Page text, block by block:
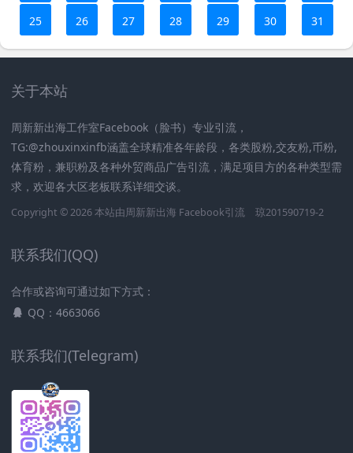
25 26 27 28 29 30 31
关于本站
周新新出海工作室Facebook（脸书）专业引流，
TG:@zhouxinxinfb涵盖全球精准各年龄段，各类股粉,交友粉,币粉,
体育粉，兼职粉及各种外贸商品广告引流，满足项目方的各种类型需
求，欢迎各大区老板联系详细交谈。
Copyright © 2026 本站由周新新出海 Facebook引流 琼201590719-2
联系我们(QQ)
合作或咨询可通过如下方式：
QQ：4663066
联系我们(Telegram)